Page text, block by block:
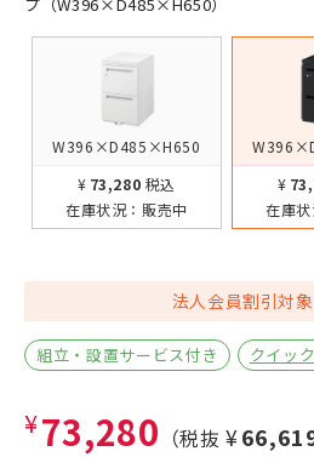
W396×D485×H650
¥73,280 税込
在庫状況： 販売中
在庫状
法人会員割引対
組立・設置サービス付き クイッ
¥73,280 （税抜